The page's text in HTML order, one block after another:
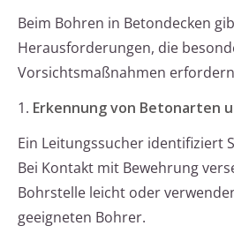
Beim Bohren in Betondecken
Herausforderungen, die
Vorsichtsmaßnahmen
1. Erkennung von Betonarten
Ein Leitungssucher identifiziert
Bei Kontakt mit Bewehrung
Bohrstelle leicht oder
geeigneten Bohrer.